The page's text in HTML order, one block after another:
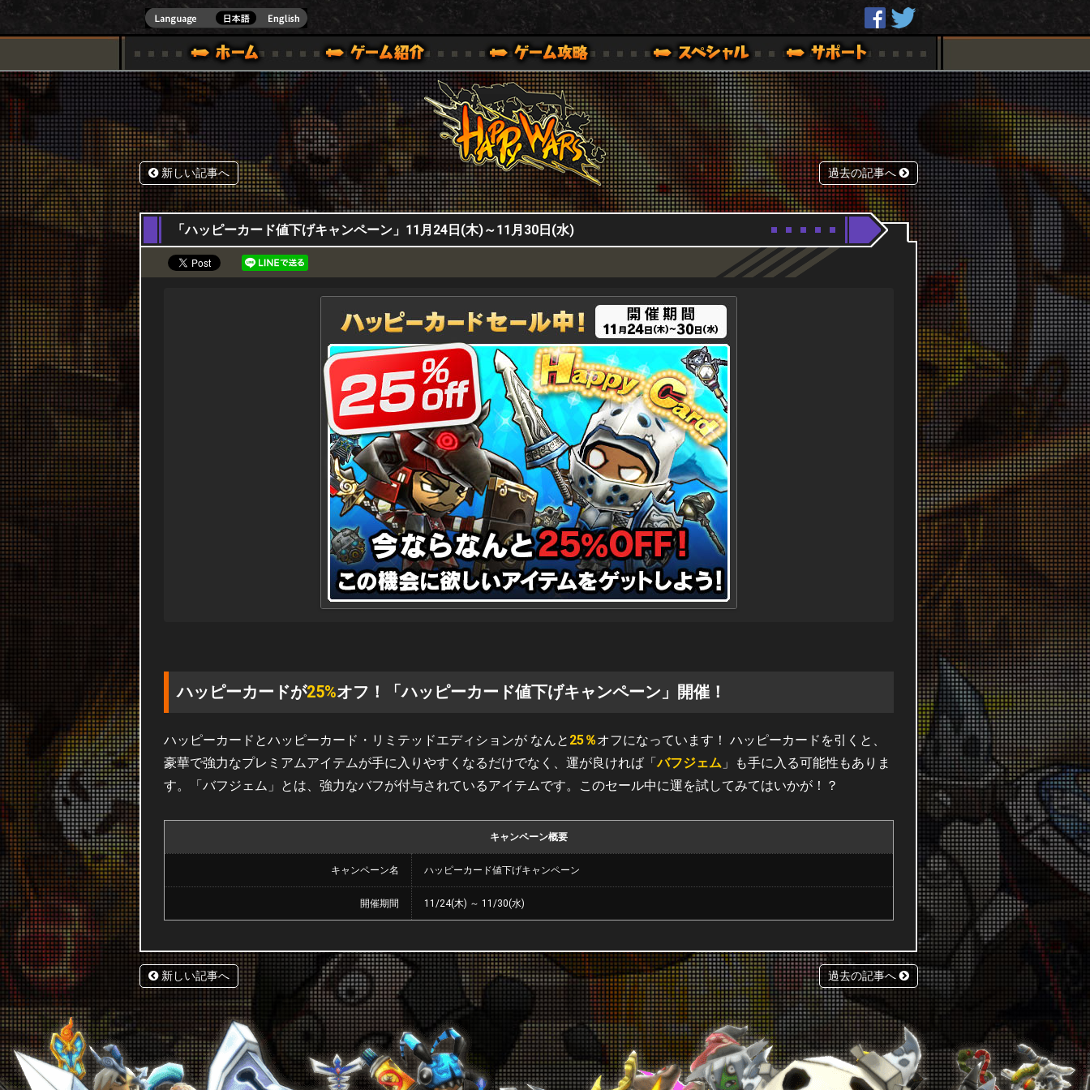
HappyWars
)公式サイト [ XBOX 360,XBOX ONE VER.]
ゲームガイド
スペシャル｜HAPPY WARS(ハッピーウォーズ)公式サイト [ XBOX 360,XBOX ONE VER.]
サポート | HAPPY WARS(ハッピーウォーズ)公式サイト [ XBOX 360,XBOX ONE VER.]
新しい記事へ 過去の記事へ
24,11,2016
「ハッピーカード値下げキャンペーン」11月24日(木)～11月30日(水)
ハッピーカードが25%オフ！「ハッピーカード値下げキャンペーン」開催！
ハッピーカードとハッピーカード・リミテッドエディションが なんと 25％オフになっています！ ハッピーカードを引くと、
豪華で強力なプレミアムアイテムが手に入りやすくなるだけでなく、運が良ければ「バフジェム 」も手に入る可能性もありま
す。「バフジェム」とは、強力なバフが付与されているアイテムです。このセール中に運を試してみてはいかが！？
キャンペーン概要
キャンペーン名 ハッピーカード値下げキャンペーン
開催期間 11/24(木) ～ 11/30(水)
新しい記事へ 過去の記事へ